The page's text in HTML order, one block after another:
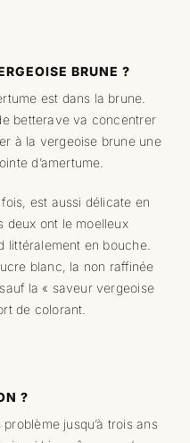
BRUNE ?
est dans la brune.
betterave va concentrer
à la vergeoise brune une
d’amertume.
est aussi délicate en
deux ont le moelleux
littéralement en bouche.
blanc, la non raffinée
la « saveur vergeoise
de colorant.
?
jusqu’à trois ans